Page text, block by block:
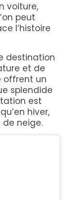
voiture,
peut
l’histoire
destination
et de
offrent un
splendide
est
hiver,
neige.